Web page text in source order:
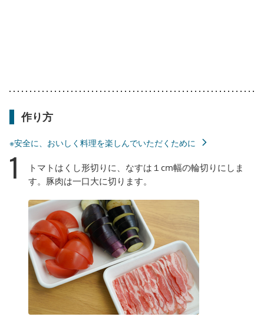
作り方
※安全に、おいしく料理を楽しんでいただくために
1
トマトはくし形切りに、なすは１cm幅の輪切りにしま
す。豚肉は一口大に切ります。